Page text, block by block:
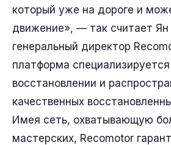
который уже на дороге и
движение», — так считает
генеральный директор
платформа
восстановлении и
качественных
Имея сеть, охватывающую
мастерских, Recomotor